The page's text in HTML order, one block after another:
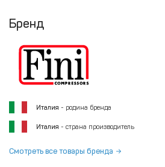
Бренд
Италия - родина бренда
Италия - страна производитель
Смотреть все товары бренда